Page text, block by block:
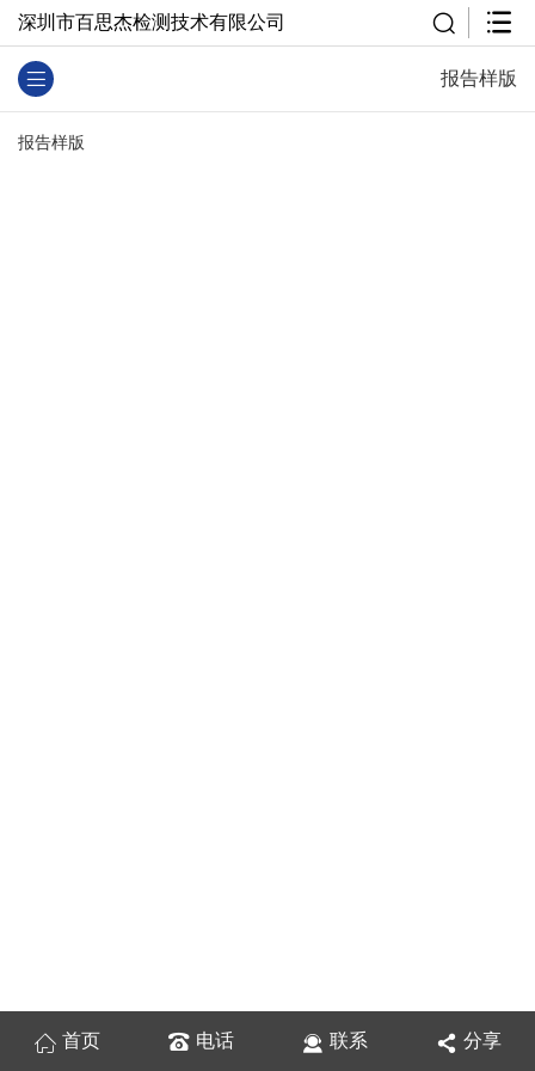
深圳市百思杰检测技术有限公司
报告样版
报告样版
首页 电话 联系 分享